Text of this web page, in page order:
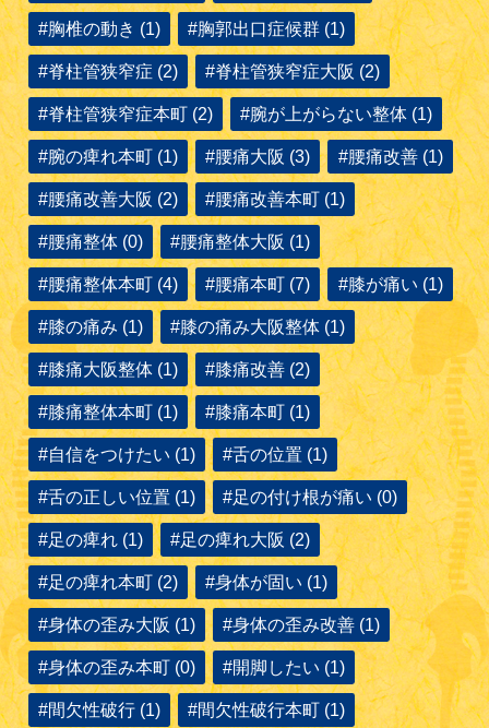
#胸椎の動き (1) #胸郭出口症候群 (1)
#脊柱管狭窄症 (2) #脊柱管狭窄症大阪 (2)
#脊柱管狭窄症本町 (2) #腕が上がらない整体 (1)
#腕の痺れ本町 (1) #腰痛大阪 (3) #腰痛改善 (1)
#腰痛改善大阪 (2) #腰痛改善本町 (1)
#腰痛整体 (0) #腰痛整体大阪 (1)
#腰痛整体本町 (4) #腰痛本町 (7) #膝が痛い (1)
#膝の痛み (1) #膝の痛み大阪整体 (1)
#膝痛大阪整体 (1) #膝痛改善 (2)
#膝痛整体本町 (1) #膝痛本町 (1)
#自信をつけたい (1) #舌の位置 (1)
#舌の正しい位置 (1) #足の付け根が痛い (0)
#足の痺れ (1) #足の痺れ大阪 (2)
#足の痺れ本町 (2) #身体が固い (1)
#身体の歪み大阪 (1) #身体の歪み改善 (1)
#身体の歪み本町 (0) #開脚したい (1)
#間欠性破行 (1) #間欠性破行本町 (1)